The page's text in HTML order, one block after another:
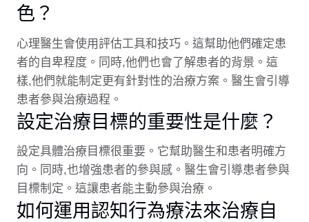
色？
心理醫生會使用評估工具和技巧。這幫助他們確定患
者的自卑程度。同時,他們也會了解患者的背景。這
樣,他們就能制定更有針對性的治療方案。醫生會引導
患者參與治療過程。
設定治療目標的重要性是什麼？
設定具體治療目標很重要。它幫助醫生和患者明確方
向。同時,也增強患者的參與感。醫生會引導患者參與
目標制定。這讓患者能主動參與治療。
如何運用認知行為療法來治療自